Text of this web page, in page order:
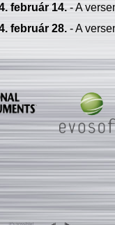
február 14.- A
február 28.- A